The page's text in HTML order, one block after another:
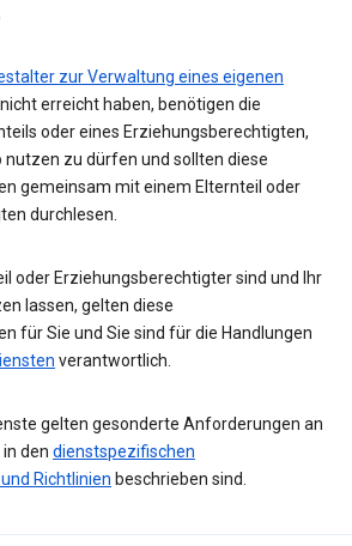
zur Verwaltung eines eigenen
erreicht haben, benötigen die
oder eines Erziehungsberechtigten,
nutzen zu dürfen und sollten diese
gemeinsam mit einem Elternteil oder
durchlesen.
oder Erziehungsberechtigter sind und Ihr
lassen, gelten diese
für Sie und Sie sind für die Handlungen
verantwortlich.
gelten gesonderte Anforderungen an
den dienstspezifischen
Richtlinien beschrieben sind.